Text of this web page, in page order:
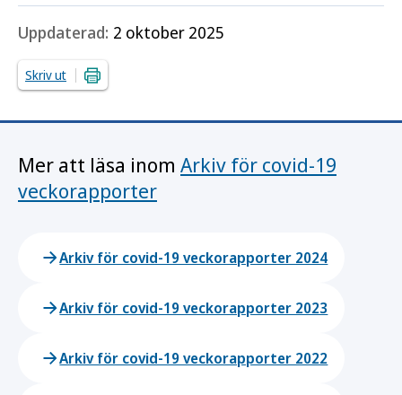
Uppdaterad: 2 oktober 2025
Skriv ut
Mer att läsa inom Arkiv för covid-19
veckorapporter
Arkiv för covid-19 veckorapporter 2024
Arkiv för covid-19 veckorapporter 2023
Arkiv för covid-19 veckorapporter 2022